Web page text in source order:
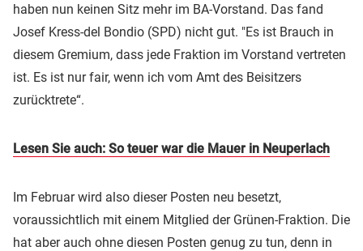
haben nun keinen Sitz mehr im BA-Vorstand. Das fand
Josef Kress-del Bondio (SPD) nicht gut. "Es ist Brauch in
diesem Gremium, dass jede Fraktion im Vorstand vertreten
ist. Es ist nur fair, wenn ich vom Amt des Beisitzers
zurücktrete“.
Lesen Sie auch: So teuer war die Mauer in Neuperlach
Im Februar wird also dieser Posten neu besetzt,
voraussichtlich mit einem Mitglied der Grünen-Fraktion. Die
hat aber auch ohne diesen Posten genug zu tun, denn in